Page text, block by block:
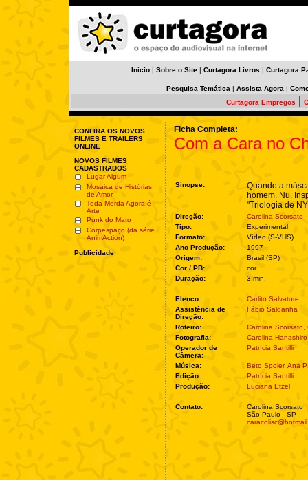
Início | Sobre o Site | Curtagora Livros | Curtagora
Pesquisa Temática | Assista Agora |
Curtagora Empregos
CONFIRA OS NOVOS
FILMES E TRAILERS
ONLINE
NOVOS FILMES
CADASTRADOS
Lugar Algum
Mosaica de Histórias
de Amor
Toda Merda Agora é
Arte
Punk do Mato
Corpespaço (da série
AnimAction)
Publicidade
Ficha Completa:
Com a Cara no
Sinopse:
Quando a
homem. Nu.
"Triologia de
Direção:
Carolina Scorsato
Tipo:
Experimental
Formato:
Vídeo (S-VHS)
Ano Produção:
1997
Origem:
Brasil (SP)
Cor / PB:
cor
Duração:
3 min.
Elenco:
Carlito Salvatore
Assistência de
Direção:
Fábio Saldanha
Roteiro: Carolina Scorsato
Fotografia:
Carolina Hanashiro
Operador de
Câmera:
Patrícia Santilli
Música: Beto Spoler, Ana
Edição:
Patrícia Santilli
Produção:
Luciana Etzel
Contato:
Carolina Scorsato
São Paulo - SP